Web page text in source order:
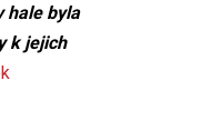
hale byla
k jejich